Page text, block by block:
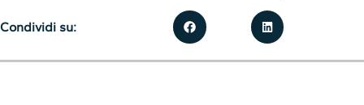
Condividi su: